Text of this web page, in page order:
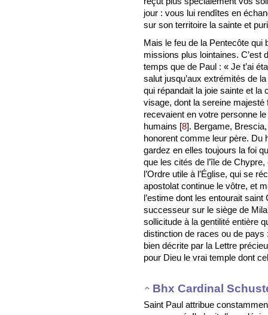
jour : vous lui rendîtes en
sur son territoire la sainte et
Mais le feu de la Pentecôte qui
missions plus lointaines. C’est
temps que de Paul : « Je t’ai
salut jusqu’aux extrémités de
qui répandait la joie sainte et la
visage, dont la sereine majesté
recevaient en votre personne
humains [8]. Bergame,
honorent comme leur père. Du
gardez en elles toujours la foi
que les cités de l’île de
l’Ordre utile à l’Église, qui se
apostolat continue le vôtre, et
l’estime dont les entourait
successeur sur le siège de
sollicitude à la gentilité entière
distinction de races ou de pays
bien décrite par la Lettre
pour Dieu le vrai temple dont
Bhx Cardinal
Saint Paul attribue